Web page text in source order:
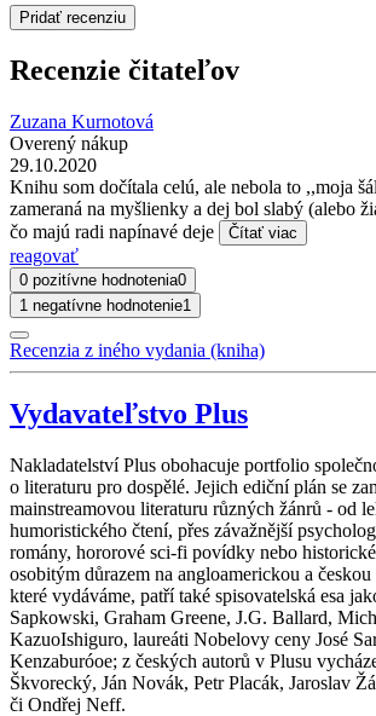
Pridať recenziu
Recenzie čitateľov
Zuzana Kurnotová
Overený nákup
29.10.2020
Knihu som dočítala celú, ale nebola to ,,moja
zameraná na myšlienky a dej bol slabý (alebo
čo majú radi napínavé deje
Čítať viac
reagovať
0 pozitívne hodnotenia0
1 negatívne hodnotenie1
Recenzia z iného vydania (kniha)
Vydavateľstvo Plus
Nakladatelství Plus obohacuje portfolio
o literaturu pro dospělé. Jejich ediční plán se
mainstreamovou literaturu různých žánrů - od
humoristického čtení, přes závažnější
romány, hororové sci-fi povídky nebo
osobitým důrazem na angloamerickou a
které vydáváme, patří také spisovatelská esa
Sapkowski, Graham Greene, J.G. Ballard,
KazuoIshiguro, laureáti Nobelovy ceny José
Kenzaburóoe; z českých autorů v Plusu
Škvorecký, Ján Novák, Petr Placák, Jaroslav
či Ondřej Neff.